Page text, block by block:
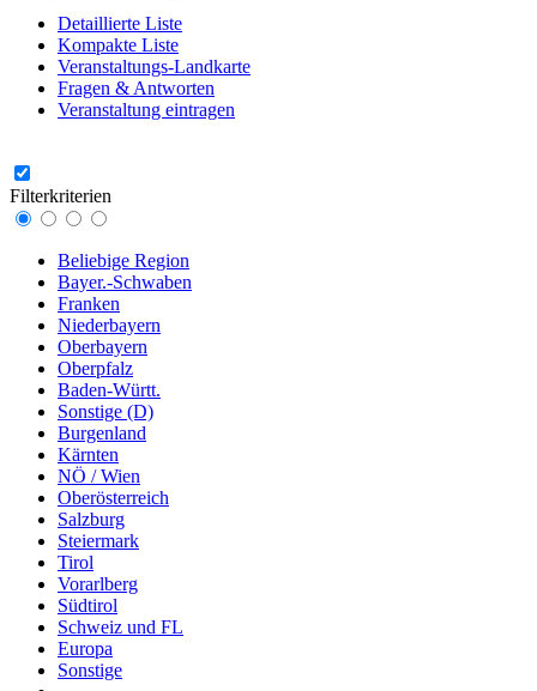
Detaillierte Liste
Kompakte Liste
Veranstaltungs-Landkarte
Fragen & Antworten
Veranstaltung eintragen
Filterkriterien
Beliebige Region
Bayer.-Schwaben
Franken
Niederbayern
Oberbayern
Oberpfalz
Baden-Württ.
Sonstige (D)
Burgenland
Kärnten
NÖ / Wien
Oberösterreich
Salzburg
Steiermark
Tirol
Vorarlberg
Südtirol
Schweiz und FL
Europa
Sonstige